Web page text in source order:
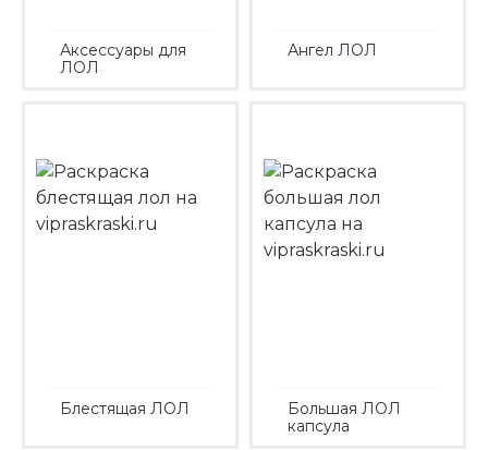
Аксессуары для
ЛОЛ
Ангел ЛОЛ
Блестящая ЛОЛ
Большая ЛОЛ
капсула